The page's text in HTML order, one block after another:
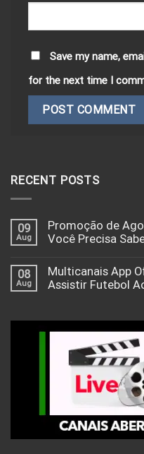
Save my name,
for the next time I
RECENT POSTS
09
Aug
Promoção de
Você Precisa
08
Aug
Multicanais App
Assistir Futebol